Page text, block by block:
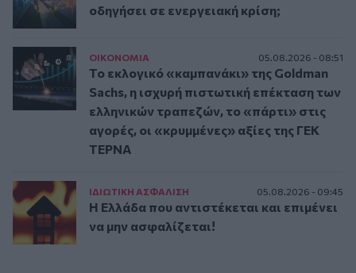
οδηγήσει σε ενεργειακή κρίση;
ΟΙΚΟΝΟΜΙΑ 05.08.2026 - 08:51
Το εκλογικό «καμπανάκι» της Goldman
Sachs, η ισχυρή πιστωτική επέκταση των
ελληνικών τραπεζών, το «πάρτι» στις
αγορές, οι «κρυμμένες» αξίες της ΓΕΚ
ΤΕΡΝΑ
ΙΔΙΩΤΙΚΗ ΑΣΦAΛΙΣΗ 05.08.2026 - 09:45
Η Ελλάδα που αντιστέκεται και επιμένει
να μην ασφαλίζεται!